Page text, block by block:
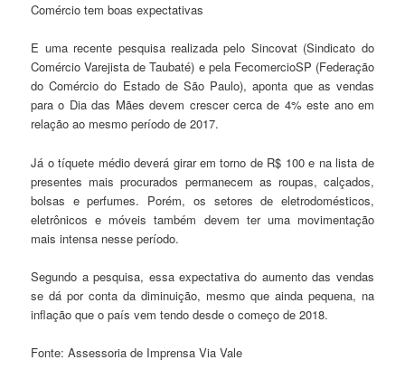
Comércio tem boas expectativas
E uma recente pesquisa realizada pelo Sincovat (Sindicato do
Comércio Varejista de Taubaté) e pela FecomercioSP (Federação
do Comércio do Estado de São Paulo), aponta que as vendas
para o Dia das Mães devem crescer cerca de 4% este ano em
relação ao mesmo período de 2017.
Já o tíquete médio deverá girar em torno de R$ 100 e na lista de
presentes mais procurados permanecem as roupas, calçados,
bolsas e perfumes. Porém, os setores de eletrodomésticos,
eletrônicos e móveis também devem ter uma movimentação
mais intensa nesse período.
Segundo a pesquisa, essa expectativa do aumento das vendas
se dá por conta da diminuição, mesmo que ainda pequena, na
inflação que o país vem tendo desde o começo de 2018.
Fonte: Assessoria de Imprensa Via Vale